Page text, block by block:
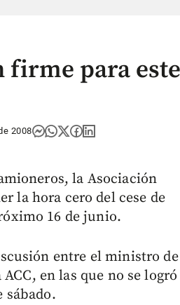
firme para este
2008
la Asociación
la hora cero del cese de
16 de junio.
entre el ministro de
en las que no se logró
sábado.